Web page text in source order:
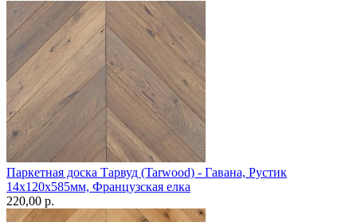
Паркетная доска Тарвуд (Tarwood) - Гавана, Рустик
14х120х585мм, Французская елка
220,00 p.